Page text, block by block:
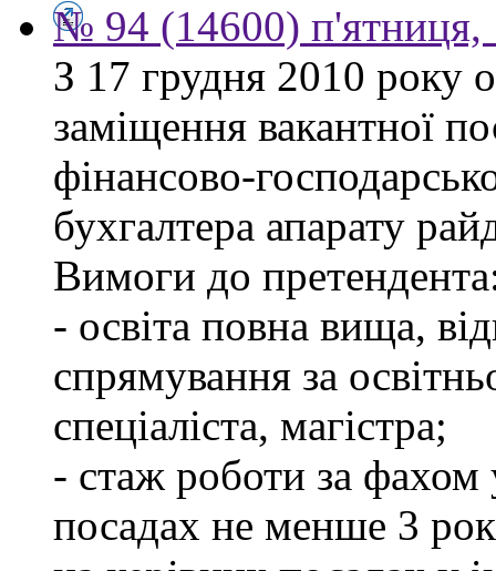
№ 94 (14600) п'ятниця,
З 17 грудня 2010 року
заміщення вакантної
фінансово-
бухгалтера апарату
Вимоги до
- освіта повна вища,
спрямування за
спеціаліста, магістра;
- стаж роботи за фахом
посадах не менше 3